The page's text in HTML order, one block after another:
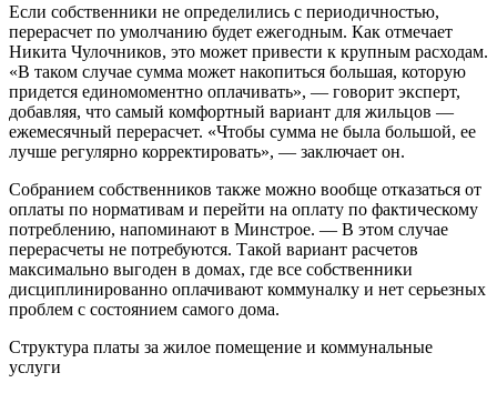
Если собственники не определились с периодичностью,
перерасчет по умолчанию будет ежегодным. Как отмечает
Никита Чулочников, это может привести к крупным расходам.
«В таком случае сумма может накопиться большая, которую
придется единомоментно оплачивать», — говорит эксперт,
добавляя, что самый комфортный вариант для жильцов —
ежемесячный перерасчет. «Чтобы сумма не была большой, ее
лучше регулярно корректировать», — заключает он.
Собранием собственников также можно вообще отказаться от
оплаты по нормативам и перейти на оплату по фактическому
потреблению, напоминают в Минстрое. — В этом случае
перерасчеты не потребуются. Такой вариант расчетов
максимально выгоден в домах, где все собственники
дисциплинированно оплачивают коммуналку и нет серьезных
проблем с состоянием самого дома.
Структура платы за жилое помещение и коммунальные
услуги